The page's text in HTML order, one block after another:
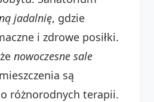
jadalnię, gdzie
i zdrowe posiłki.
nowoczesne sale
są
różnorodnych terapii.